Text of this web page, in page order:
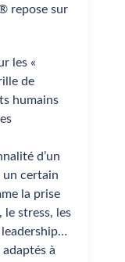
repose sur
les «
de
humains
d’un
un certain
la prise
stress, les
à